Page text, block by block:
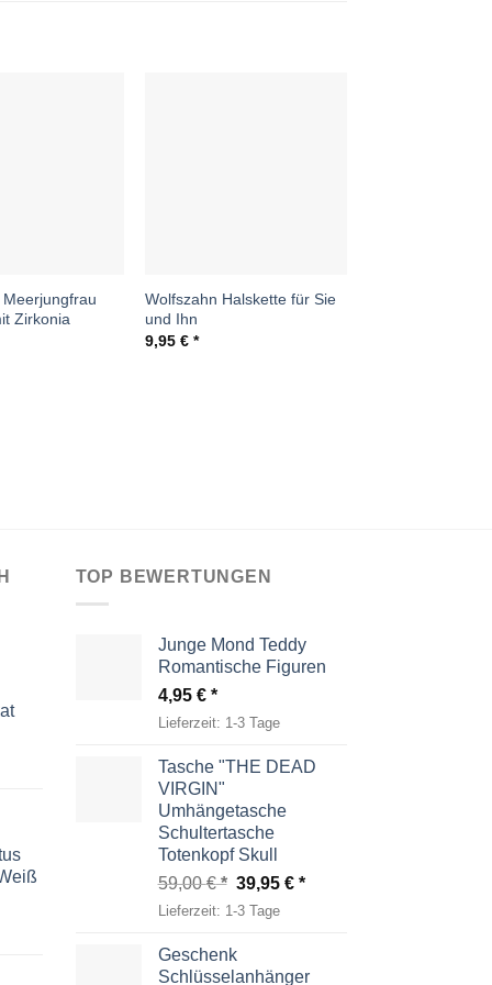
Zirkonia
Wolfszahn Halskette für Sie
und Ihn
9,95€
TOP BEWERTUNGEN
Junge Mond Teddy
Romantische Figuren
4,95 €
Lieferzeit: 1-3 Tage
Tasche "THE DEAD
VIRGIN"
Umhängetasche
Schultertasche
Totenkopf Skull
59,00€
Ursprünglicher
Preis
59,00 €
39,95€ Aktueller
Lieferzeit: 1-3 Tage
Geschenk
Schlüsselanhänger